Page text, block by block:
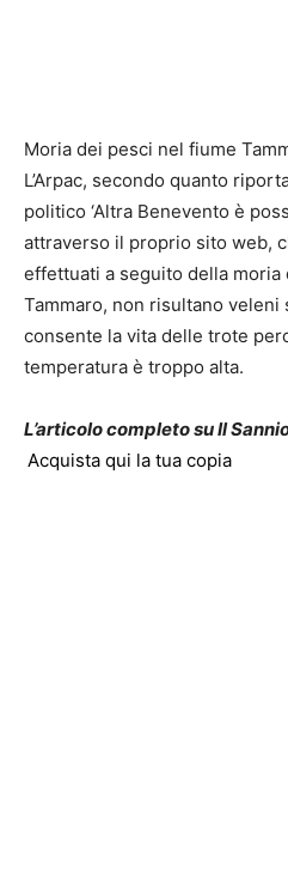
Moria dei pesci nel fiume
L’Arpac, secondo quanto
politico ‘Altra Benevento è
attraverso il proprio sito web,
effettuati a seguito della moria
Tammaro, non risultano veleni
consente la vita delle trote
temperatura è troppo alta.
L’articolo completo su Il
Acquista qui la tua copia